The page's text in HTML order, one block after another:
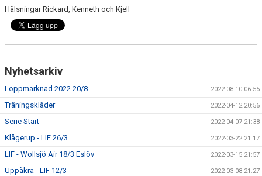
Hälsningar Rickard, Kenneth och Kjell
Nyhetsarkiv
Loppmarknad 2022 20/8 2022-08-10 06:55
Träningskläder 2022-04-12 20:56
Serie Start 2022-04-07 21:38
Klågerup - LIF 26/3 2022-03-22 21:17
LIF - Wollsjö Air 18/3 Eslöv 2022-03-15 21:57
Uppåkra - LIF 12/3 2022-03-08 21:27